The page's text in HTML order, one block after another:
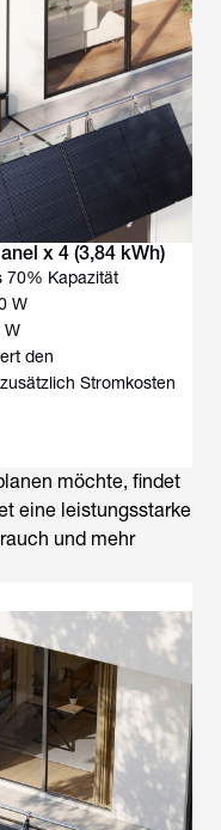
x 4 (3,84 kWh)
70% Kapazität
W
W
den
Stromkosten
möchte, findet
eine leistungsstarke
und mehr